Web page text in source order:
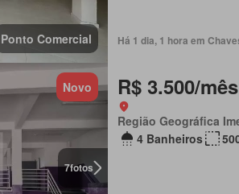
Ponto Comercial Há 1 dia, 1 hora em
7fotos
Novo R$ 3.500/mês
Região Geográfica
4 Banheiros